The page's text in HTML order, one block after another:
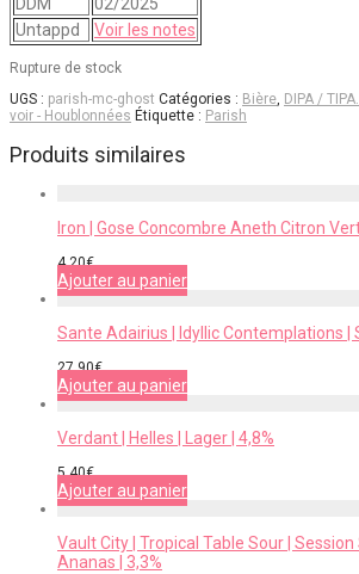
Untappd
Voir les notes
Rupture de stock
UGS : parish-mc-ghost Catégories : Bière, DIPA /
voir - Houblonnées Étiquette : Parish
Produits similaires
Iron | Gose Concombre Aneth Citron
4,20€
Ajouter au panier
Sante Adairius | Idyllic Contemplations |
27,90€
Ajouter au panier
Verdant | Helles | Lager | 4,8%
5,40€
Ajouter au panier
Vault City | Tropical Table Sour |
Ananas | 3,3%